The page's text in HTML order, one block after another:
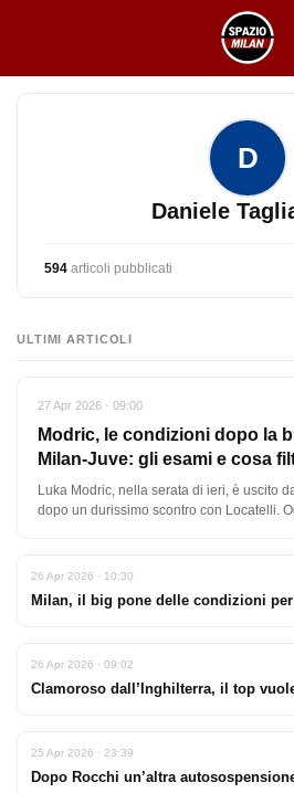
contenuto
D
Daniele
594 articoli pubblicati
ULTIMI ARTICOLI
27 Apr 2026 · 09:00
Modric, le condizioni dopo la
Milan-Juve: gli esami e cosa
Luka Modric, nella serata di ieri, è uscito
dopo un durissimo scontro con Locatelli.
26 Apr 2026 · 10:30
Milan, il big pone delle condizioni
26 Apr 2026 · 09:02
Clamoroso dall’Inghilterra, il top
25 Apr 2026 · 23:39
Dopo Rocchi un’altra